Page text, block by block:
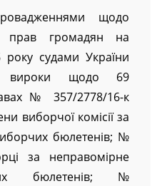
щодо
прав громадян на
року судами України
вироки щодо 69
№ 357/2778/16-к
виборчої комісії за
бюлетенів; №
за неправомірне
бюлетенів; №